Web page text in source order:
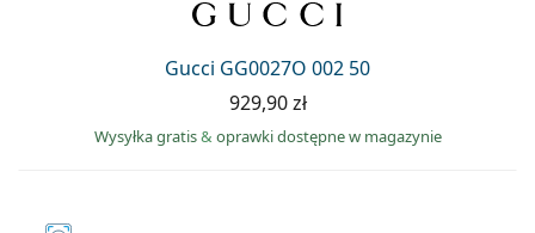
Gucci GG0027O 002 50
929,90 zł
Wysyłka gratis& oprawki dostępne w magazynie